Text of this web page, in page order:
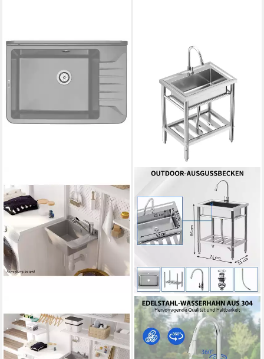
Waschbecken Graues
Ausgussbecken für
Wandmontage "Garden"
GARVEEMORE
Waschbecken Freistehende
Edelstahlspüle mit
ausziehbarer Armatur (1-St),